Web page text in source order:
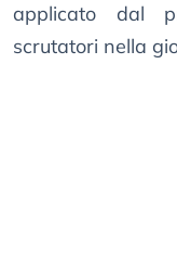
applicato dal
scrutatori nella